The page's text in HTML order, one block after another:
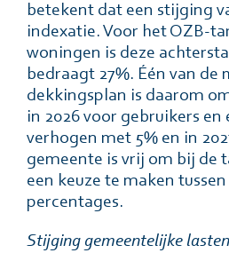
betekent dat een stijging
indexatie. Voor het OZB-
woningen is deze
bedraagt 27%. Één van
dekkingsplan is daarom
in 2026 voor gebruikers en
verhogen met 5% en in
gemeente is vrij om bij de
een keuze te maken
percentages.
Stijging gemeentelijke lasten